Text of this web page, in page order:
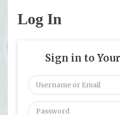
Log In
Sign in to